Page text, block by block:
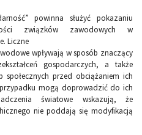
powinna służyć pokazaniu
związków zawodowych w
Liczne
wpływają w sposób znaczący
gospodarczych, a także
społecznych przed obciążaniem ich
mogą doprowadzić do ich
światowe wskazują, że
nie poddają się modyfikacją